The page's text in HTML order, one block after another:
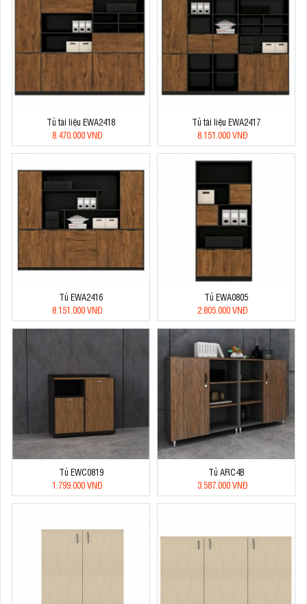
Tủ tài liệu EWA2418
8.470.000 VNĐ
Tủ tài liệu EWA2417
8.151.000 VNĐ
Tủ EWA2416
8.151.000 VNĐ
Tủ EWA0805
2.805.000 VNĐ
Tủ EWC0819
1.799.000 VNĐ
Tủ ARC4B
3.587.000 VNĐ